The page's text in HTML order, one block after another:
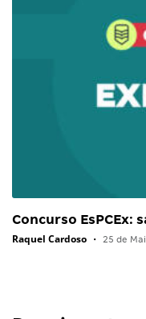
Concurso EsPCEx:
Raquel Cardoso • 25 de